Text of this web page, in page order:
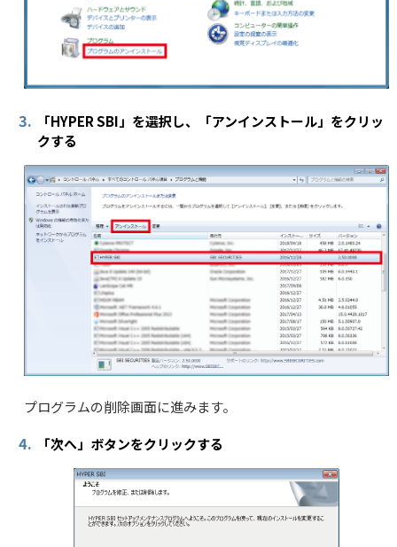
3.
「HYPER SBI」を選択し、「アンインストール」をクリッ
クする
プログラムの削除画面に進みます。
4. 「次へ」ボタンをクリックする